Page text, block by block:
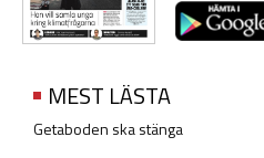
MEST LÄSTA
Getaboden ska stänga